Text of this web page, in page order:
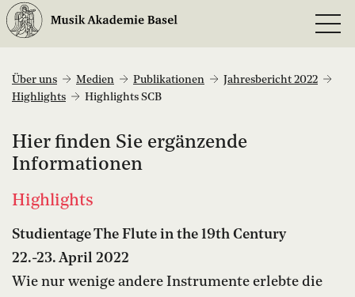
Über uns Medien Publikationen
Jahresbericht 2022
Highlights
Highlights SCB
Hier finden Sie ergänzende
Informationen
Highlights
Studientage The Flute in the 19th Century
22.-23. April 2022
Wie nur wenige andere Instrumente erlebte die